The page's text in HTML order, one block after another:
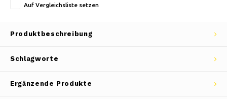
Auf Vergleichsliste setzen
Produktbeschreibung
Schlagworte
Ergänzende Produkte